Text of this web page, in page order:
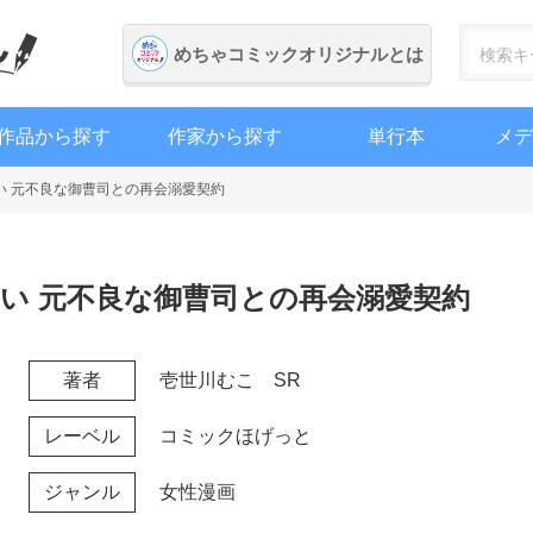
めちゃコミックオリジナルとは
品から探す 作家から探す 単行本 メ
元不良な御曹司との再会溺愛契約
元不良な御曹司との再会溺愛契約
著者 壱世川むこ SR
レーベル コミックほげっと
ジャンル 女性漫画